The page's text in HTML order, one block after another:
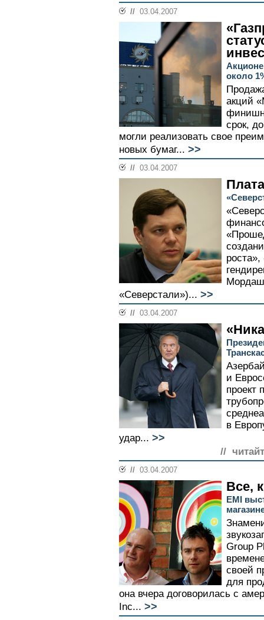
// 03.04.2007
около
акций
срок,
могли реализовать свое
новых бумаг... >>
// 03.04.2007
«Северстали»)... >>
// 03.04.2007
и
проект
в
удар... >>
//
// 03.04.2007
Все,
EMI
Group
своей
для
она вчера договорилась с
Inc... >>